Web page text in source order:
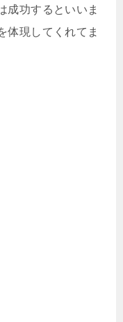
成功するといいま
体現してくれてま